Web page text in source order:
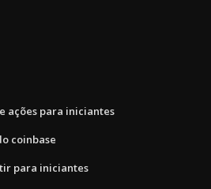
ações para iniciantes
coinbase
para iniciantes